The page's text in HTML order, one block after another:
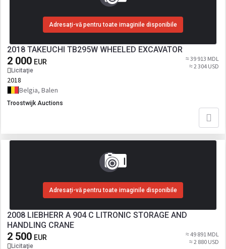
Adresați-vă pentru toate imaginile disponibile
2018 TAKEUCHI TB295W WHEELED EXCAVATOR
2 000 EUR
Licitaţie
≈ 39 913 MDL
≈ 2 304 USD
2018
Belgia, Balen
Troostwijk Auctions
Adresați-vă pentru toate imaginile disponibile
2008 LIEBHERR A 904 C LITRONIC STORAGE AND
HANDLING CRANE
2 500 EUR
Licitaţie
≈ 49 891 MDL
≈ 2 880 USD